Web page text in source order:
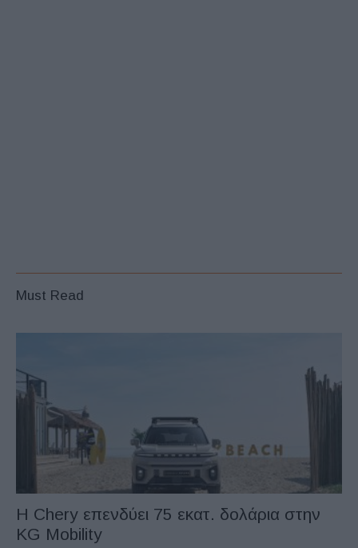
Must Read
Η Chery επενδύει 75 εκατ. δολάρια στην
KG Mobility